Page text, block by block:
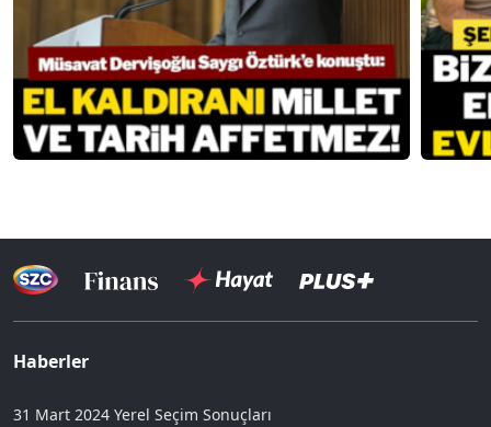
Haberler
31 Mart 2024 Yerel Seçim Sonuçları